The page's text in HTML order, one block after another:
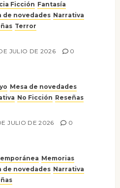
Ficción Fantasía
de novedades Narrativa
Terror
JULIO DE 2026 0
Mesa de novedades
No Ficción Reseñas
JULIO DE 2026 0
Memorias
de novedades Narrativa